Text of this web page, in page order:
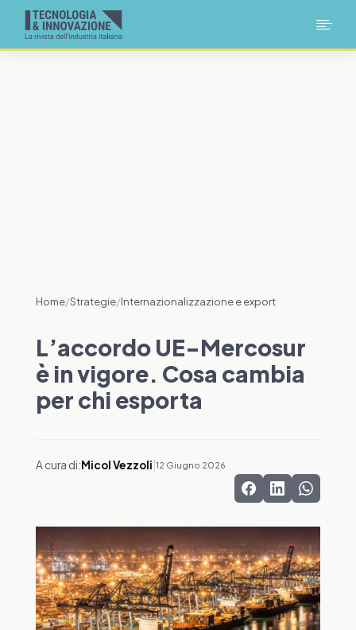

Home/Strategie/Internazionalizzazione e export
L’accordo UE-Mercosur
è in vigore. Cosa cambia
per chi esporta
A cura di:Micol Vezzoli 12 Giugno 2026